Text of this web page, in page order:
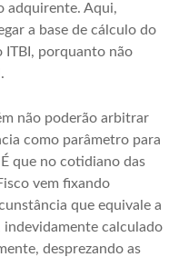
adquirente. Aqui,
a base de cálculo do
ITBI, porquanto não
não poderão arbitrar
como parâmetro para
que no cotidiano das
vem fixando
que equivale a
calculado
desprezando as